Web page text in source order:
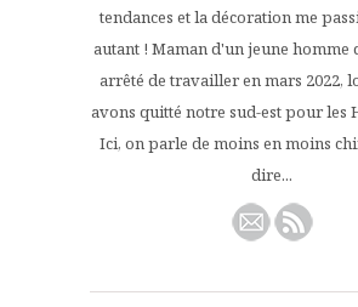
tendances et la décoration me
autant ! Maman d'un jeune homme
arrêté de travailler en mars 2022,
avons quitté notre sud-est pour les
Ici, on parle de moins en moins
dire...